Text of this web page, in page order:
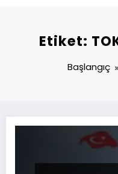
Etiket:
Başlangıç